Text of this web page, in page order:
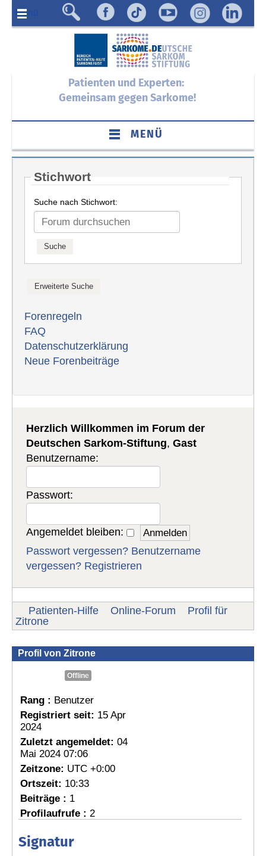
Menü
Patienten und Experten:
Gemeinsam gegen Sarkome!
MENÜ
Stichwort
Suche nach Stichwort:
Forenregeln
FAQ
Datenschutzerklärung
Neue Forenbeiträge
Herzlich Willkommen im Forum der
Deutschen Sarkom-Stiftung,Gast
Benutzername:
Passwort:
Angemeldet bleiben:
Passwort vergessen? Benutzername
vergessen? Registrieren
Patienten-Hilfe Online-Forum
Profil für
Zitrone
Profil von Zitrone
Offline
Rang : Benutzer
Registriert seit: 15 Apr
2024
Zuletzt angemeldet: 04
Mai 2024 07:06
Zeitzone: UTC +0:00
Ortszeit: 10:33
Beiträge : 1
Profilaufrufe : 2
Signatur